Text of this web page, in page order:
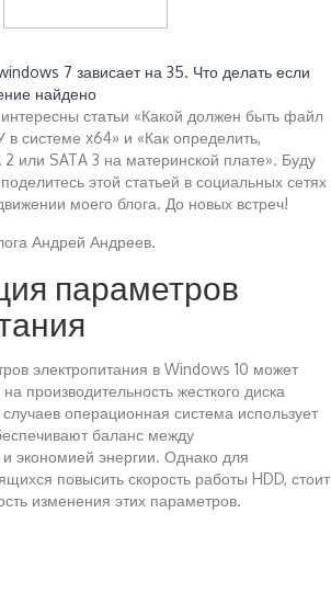
7 зависает на 35. Что делать если
найдено
статьи «Какой должен быть файл
системе x64» и «Как определить,
2 или SATA 3 на материнской плате». Буду
этой статьей в социальных сетях
моего блога. До новых встреч!
Андрей Андреев.
параметров
электропитания в Windows 10 может
производительность жесткого диска
операционная система использует
баланс между
экономией энергии. Однако для
повысить скорость работы HDD, стоит
изменения этих параметров.